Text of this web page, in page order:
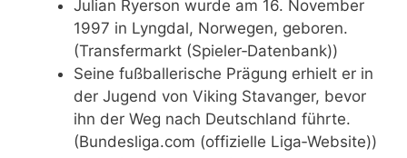
Julian Ryerson wurde am 16. November
1997 in Lyngdal, Norwegen, geboren.
(Transfermarkt (Spieler‑Datenbank))
Seine fußballerische Prägung erhielt er in
der Jugend von Viking Stavanger, bevor
ihn der Weg nach Deutschland führte.
(Bundesliga.com (offizielle Liga‑Website))